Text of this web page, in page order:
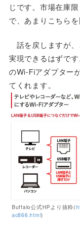
じです。市場在庫
で、あまりこちら
話を戻しますが
実現できるはずで
のWi-Fiアダプター
てくれます。
Buffalo公式HPより抜粋(
ac866.html)